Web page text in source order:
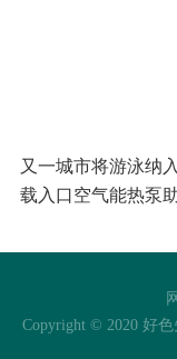
又一城市将游泳
载入口空气能热泵
Copyright © 2020 好